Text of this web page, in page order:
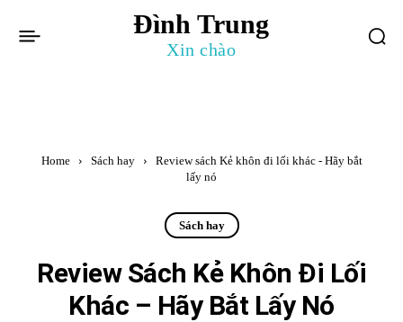
Đình Trung
Xin chào
Home Sách hay
Review sách Kẻ khôn đi lối khác - Hãy bắt
lấy nó
Sách hay
Review Sách Kẻ Khôn Đi Lối
Khác – Hãy Bắt Lấy Nó